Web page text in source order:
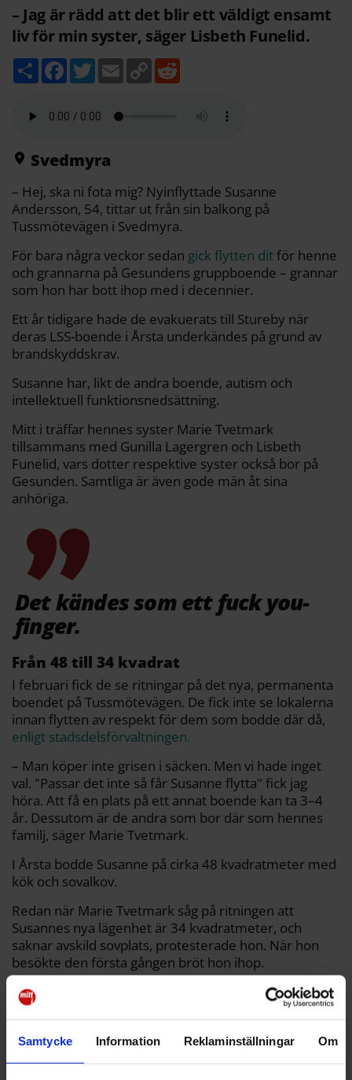
Samtycke Information Reklaminställningar Om
– Jag är rädd att det blir ett väldigt ensamt
liv för min syster, säger Lisbeth Funelid.
D
e
F
c
b
k
T
w
t
E
m
a
C
o
p
Svedmyra
– Hej, ska ni fota mig? Nyinflyttade Susanne
Andersson, 54, tittar ut från sin balkong på
Tussmötevägen i Svedmyra.
För bara några veckor sedan gick flytten ditför henne
och grannarna på Gesundens gruppboende – grannar
som hon har bott ihop med i decennier.
Ett år tidigare hade de evakuerats till Stureby när
deras LSS-boende i Årsta underkändes på grund av
brandskyddskrav.
Susanne har, likt de andra boende, autism och
intellektuell funktionsnedsättning.
Mitt i träffar hennes syster Marie Tvetmark
tillsammans med Gunilla Lagergren och Lisbeth
Funelid, vars dotter respektive syster också bor på
Gesunden. Samtliga är även gode män åt sina
anhöriga.
Det kändes som ett fuck you-
finger.
Från 48 till 34 kvadrat
I februari fick de se ritningar på det nya, permanenta
boendet på Tussmötevägen. De fick inte se lokalerna
innan flytten av respekt för dem som bodde där då,
enligt stadsdelsförvaltningen.
– Man köper inte grisen i säcken. Men vi hade inget
val. "Passar det inte så får Susanne flytta" fick jag
höra. Att få en plats på ett annat boende kan ta 3–4
år. Dessutom är de andra som bor där som hennes
familj, säger Marie Tvetmark.
I Årsta bodde Susanne på cirka 48 kvadratmeter med
kök och sovalkov.
Redan när Marie Tvetmark såg på ritningen att
Susannes nya lägenhet är 34 kvadratmeter, och
saknar avskild sovplats, protesterade hon. När hon
besökte den första gången bröt hon ihop.
– Jag började storböla, säger Marie Tvetmark.